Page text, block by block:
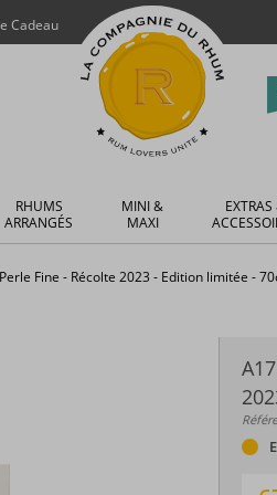
Cadeau
RHUMS
ARRANGÉS
MINI &
MAXI
EXTRAS
Fine - Récolte 2023 - Edition limitée -